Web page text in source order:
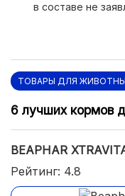
в составе не
ТОВАРЫ ДЛЯ
6 лучших кормов
BEAPHAR
Рейтинг: 4.8